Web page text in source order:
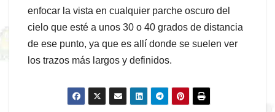
enfocar la vista en cualquier parche oscuro del
cielo que esté a unos 30 o 40 grados de distancia
de ese punto, ya que es allí donde se suelen ver
los trazos más largos y definidos.